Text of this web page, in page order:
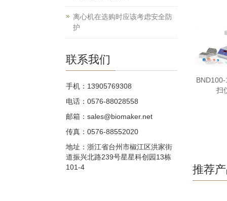
扫
推荐
离心机在选购时应该考虑安全防
护
联系我们
手机：13905769308
电话：0576-88028558
邮箱：sales@biomaker.net
传真：0576-88552020
地址：浙江省台州市椒江区洪家街
道振兴北路239号星星科创园13栋
101-4